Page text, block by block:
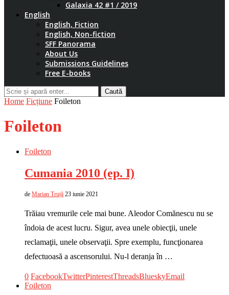
Galaxia 42 #1 / 2019
English
English, Fiction
English, Non-fiction
SFF Panorama
About Us
Submissions Guidelines
Free E-books
Caută
Home Ficțiune Foileton
Foileton
Foileton
Cumania 2010 (ep. I)
de Marian Truță 23 iunie 2021
Trăiau vremurile cele mai bune. Aleodor Comănescu nu se
îndoia de acest lucru. Sigur, avea unele obiecţii, unele
reclamaţii, unele observaţii. Spre exemplu, funcţionarea
defectuoasă a ascensorului. Nu-l deranja în …
0 FacebookTwitterPinterestThreadsBlueskyEmail
Foileton